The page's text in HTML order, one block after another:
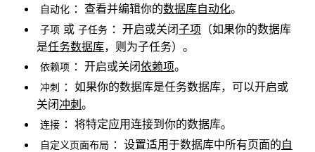
自动化 ：查看并编辑你的数据库自动化。
子项 或 子任务 ：开启或关闭子项 （如果你的数据库
是任务数据库，则为子任务）。
依赖项 ：开启或关闭依赖项。
冲刺 ：如果你的数据库是任务数据库，可以开启或
关闭冲刺。
连接 ：将特定应用连接到你的数据库。
自定义页面布局 ：设置适用于数据库中所有页面的自